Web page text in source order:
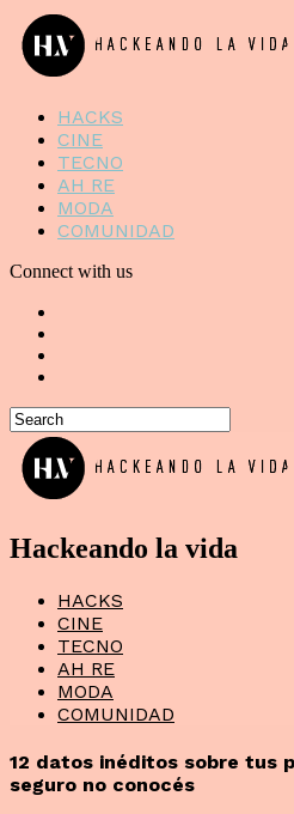
HACKS
CINE
TECNO
AH RE
MODA
COMUNIDAD
Connect with us
Hackeando la vida
HACKS
CINE
TECNO
AH RE
MODA
COMUNIDAD
12 datos inéditos sobre tus
seguro no conocés